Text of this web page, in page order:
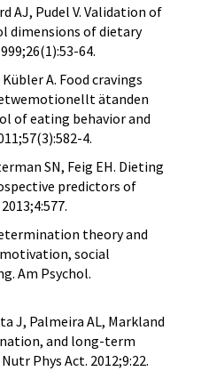
AJ, Pudel V. Validation of
dimensions of dietary
64.
A. Food cravings
ätanden
of eating behavior and
4.
SN, Feig EH. Dieting
predictors of
theory and
social
Am Psychol.
J, Palmeira AL, Markland
and long-term
Phys Act. 2012;9:22.